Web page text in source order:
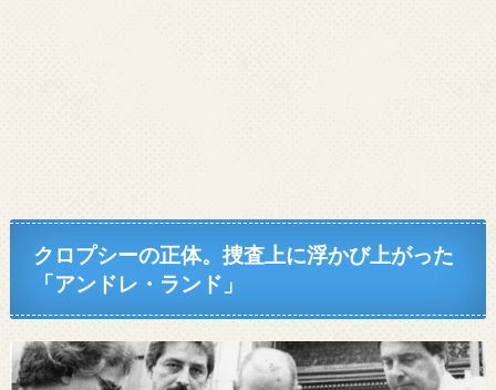
クロプシーの正体。捜査上に浮かび上がった
「アンドレ・ランド」